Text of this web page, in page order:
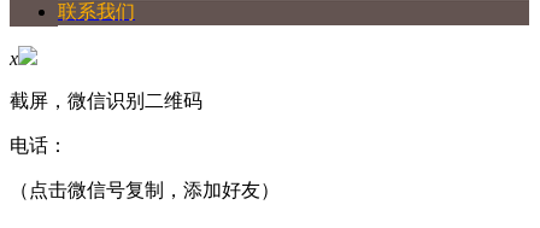
联系我们
x
截屏，微信识别二维码
电话：
（点击微信号复制，添加好友）